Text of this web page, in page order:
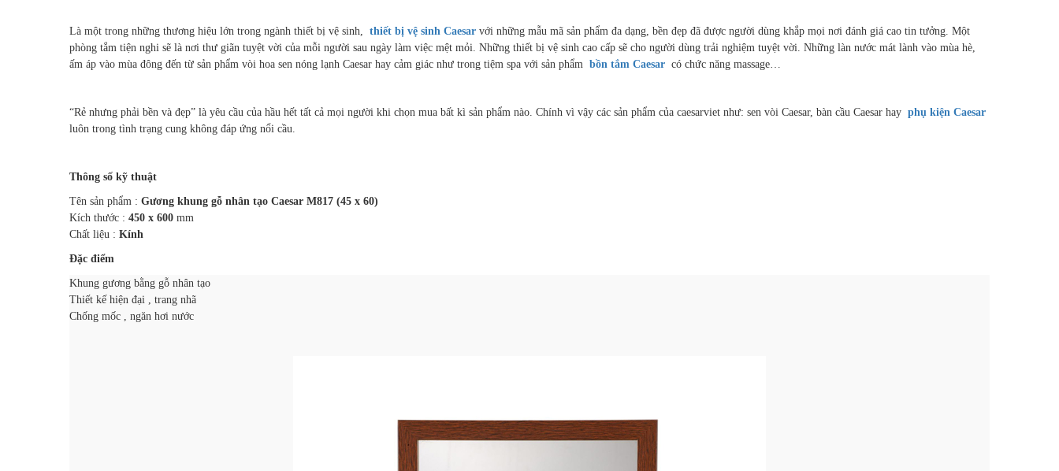
Là một trong những thương hiệu lớn trong ngành thiết bị vệ sinh, thiết bị vệ sinh Caesar với những mẫu mã sản phẩm đa dạng, bền đẹp đã được người dùng khắp mọi nơi đánh giá cao tin tưởng. Một
phòng tắm tiện nghi sẽ là nơi thư giãn tuyệt vời của mỗi người sau ngày làm việc mệt mỏi. Những thiết bị vệ sinh cao cấp sẽ cho người dùng trải nghiệm tuyệt vời. Những làn nước mát lành vào mùa hè,
ấm áp vào mùa đông đến từ sản phẩm vòi hoa sen nóng lạnh Caesar hay cảm giác như trong tiệm spa với sản phẩm bồn tắm Caesar có chức năng massage…
“Rẻ nhưng phải bền và đẹp” là yêu cầu của hầu hết tất cả mọi người khi chọn mua bất kì sản phẩm nào. Chính vì vậy các sản phẩm của caesarviet như: sen vòi Caesar, bàn cầu Caesar hay phụ kiện Caesar
luôn trong tình trạng cung không đáp ứng nổi cầu.
Thông số kỹ thuật
Tên sản phẩm : Gương khung gỗ nhân tạo Caesar M817 (45 x 60)
Kích thước : 450 x 600 mm
Chất liệu : Kính
Đặc điểm
Khung gương bằng gỗ nhân tạo
Thiết kế hiện đại , trang nhã
Chống mốc , ngăn hơi nước